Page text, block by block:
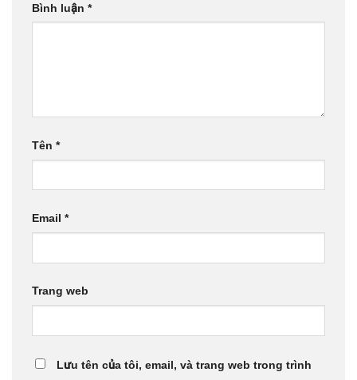
Bình luận *
Tên *
Email *
Trang web
Lưu tên của tôi, email, và trang web trong trình